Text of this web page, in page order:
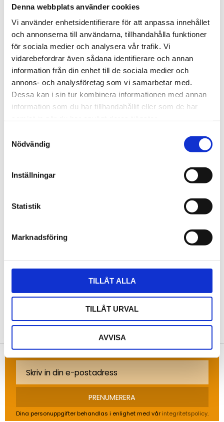
Denna webbplats använder cookies
Vi använder enhetsidentifierare för att anpassa innehållet
och annonserna till användarna, tillhandahålla funktioner
för sociala medier och analysera vår trafik. Vi
vidarebefordrar även sådana identifierare och annan
information från din enhet till de sociala medier och
annons- och analysföretag som vi samarbetar med.
Dessa kan i sin tur kombinera informationen med annan
information som du har tillhandahållit eller som de har
Nödvändig
Inställningar
Statistik
Marknadsföring
TILLÅT ALLA
TILLÅT URVAL
AVVISA
Universalfilter typ FS-20T med filterhuvud och
filterhållare av rostfritt stål och djupverkande
filterelement av PTFE, filterporositet: 20 µm,
anslutning: G 1/4" invändig gänga, material: rostfritt
stål 316 Ti, Viton, glas, PTFE.
STÄLL EN FRÅGA OM PRODUKTEN
Bli den första att lämna ett omdöme.
NYHETSBREV
Anmäl dig till vårt nyhetsbrev och ta del av de
senaste nyheterna!
PRENUMERERA
Dina personuppgifter behandlas i enlighet med vår integritetspolicy.